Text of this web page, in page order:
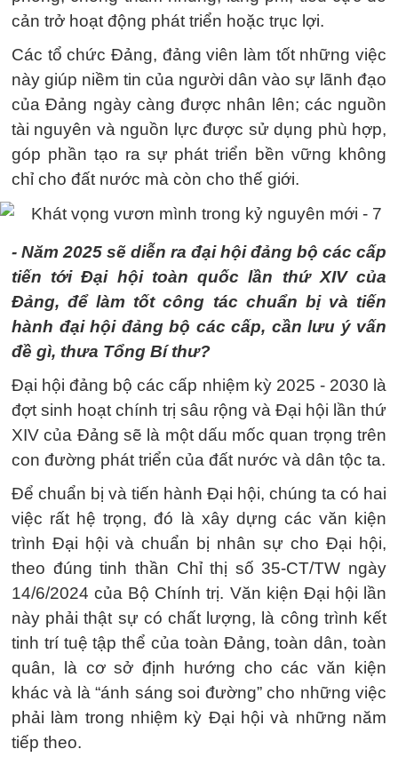
cản trở hoạt động phát triển hoặc trục lợi.
Các tổ chức Đảng, đảng viên làm tốt những việc
này giúp niềm tin của người dân vào sự lãnh đạo
của Đảng ngày càng được nhân lên; các nguồn
tài nguyên và nguồn lực được sử dụng phù hợp,
góp phần tạo ra sự phát triển bền vững không
chỉ cho đất nước mà còn cho thế giới.
- Năm 2025 sẽ diễn ra đại hội đảng bộ các cấp
tiến tới Đại hội toàn quốc lần thứ XIV của
Đảng, để làm tốt công tác chuẩn bị và tiến
hành đại hội đảng bộ các cấp, cần lưu ý vấn
đề gì, thưa Tổng Bí thư?
Đại hội đảng bộ các cấp nhiệm kỳ 2025 - 2030 là
đợt sinh hoạt chính trị sâu rộng và Đại hội lần thứ
XIV của Đảng sẽ là một dấu mốc quan trọng trên
con đường phát triển của đất nước và dân tộc ta.
Để chuẩn bị và tiến hành Đại hội, chúng ta có hai
việc rất hệ trọng, đó là xây dựng các văn kiện
trình Đại hội và chuẩn bị nhân sự cho Đại hội,
theo đúng tinh thần Chỉ thị số 35-CT/TW ngày
14/6/2024 của Bộ Chính trị. Văn kiện Đại hội lần
này phải thật sự có chất lượng, là công trình kết
tinh trí tuệ tập thể của toàn Đảng, toàn dân, toàn
quân, là cơ sở định hướng cho các văn kiện
khác và là “ánh sáng soi đường” cho những việc
phải làm trong nhiệm kỳ Đại hội và những năm
tiếp theo.